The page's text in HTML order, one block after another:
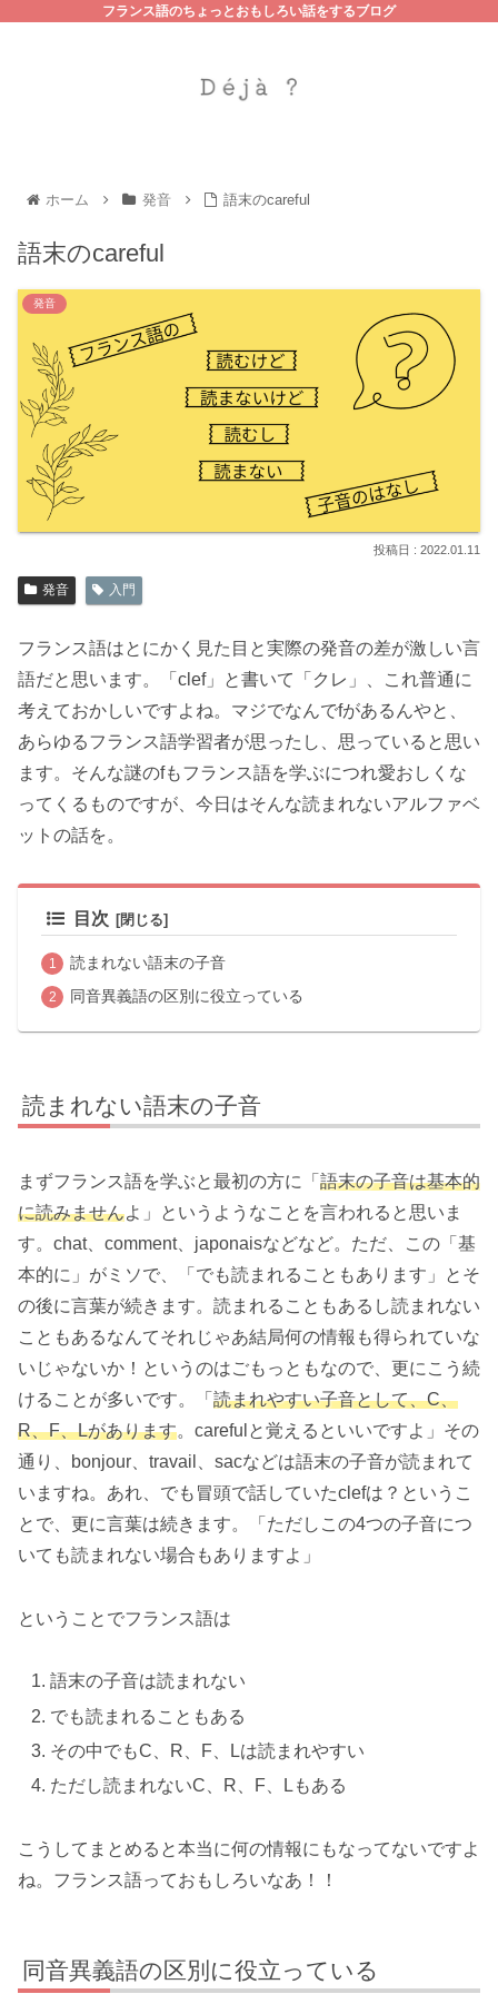
フランス語のちょっとおもしろい話をするブログ
ホーム 発音 語末のcareful
語末のcareful
発音
2022.01.11
発音 入門
フランス語はとにかく見た目と実際の発音の差が激しい言
語だと思います。「clef」と書いて「クレ」、これ普通に
考えておかしいですよね。マジでなんでfがあるんやと、
あらゆるフランス語学習者が思ったし、思っていると思い
ます。そんな謎のfもフランス語を学ぶにつれ愛おしくな
ってくるものですが、今日はそんな読まれないアルファベ
ットの話を。
目次
読まれない語末の子音
同音異義語の区別に役立っている
読まれない語末の子音
まずフランス語を学ぶと最初の方に「 語末の子音は基本的
に読みませんよ」というようなことを言われると思いま
す。chat、comment、japonaisなどなど。ただ、この「基
本的に」がミソで、「でも読まれることもあります」とそ
の後に言葉が続きます。読まれることもあるし読まれない
こともあるなんてそれじゃあ結局何の情報も得られていな
いじゃないか！というのはごもっともなので、更にこう続
けることが多いです。「 読まれやすい子音として、C、
R、F、Lがあります。carefulと覚えるといいですよ」その
通り、bonjour、travail、sacなどは語末の子音が読まれて
いますね。あれ、でも冒頭で話していたclefは？というこ
とで、更に言葉は続きます。「ただしこの4つの子音につ
いても読まれない場合もありますよ」
ということでフランス語は
語末の子音は読まれない
でも読まれることもある
その中でもC、R、F、Lは読まれやすい
ただし読まれないC、R、F、Lもある
こうしてまとめると本当に何の情報にもなってないですよ
ね。フランス語っておもしろいなあ！！
同音異義語の区別に役立っている